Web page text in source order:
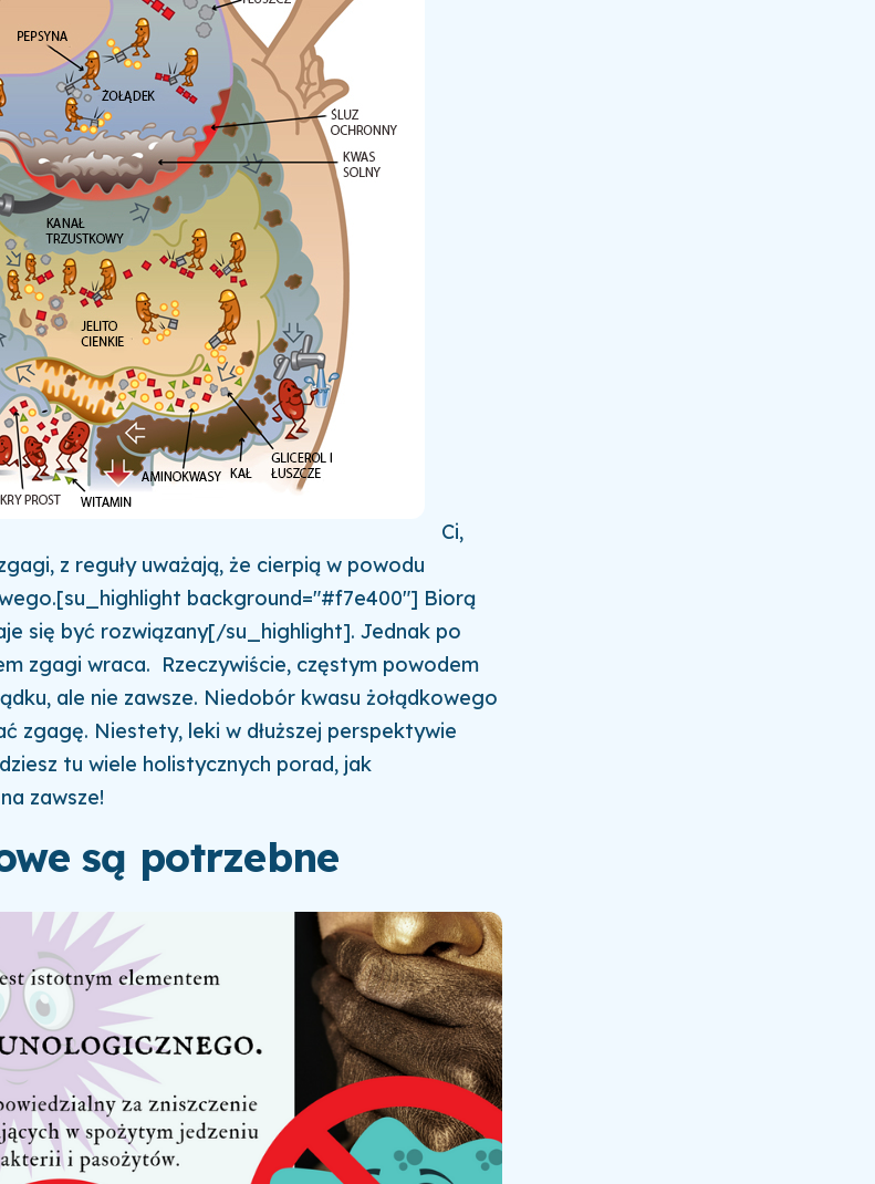
Ci,
z reguły uważają, że cierpią w powodu
background="#f7e400"] Biorą
się być rozwiązany[/su_highlight]. Jednak po
zgagi wraca. Rzeczywiście, częstym powodem
ale nie zawsze. Niedobór kwasu żołądkowego
zgagę. Niestety, leki w dłuższej perspektywie
tu wiele holistycznych porad, jak
zawsze!
są potrzebne